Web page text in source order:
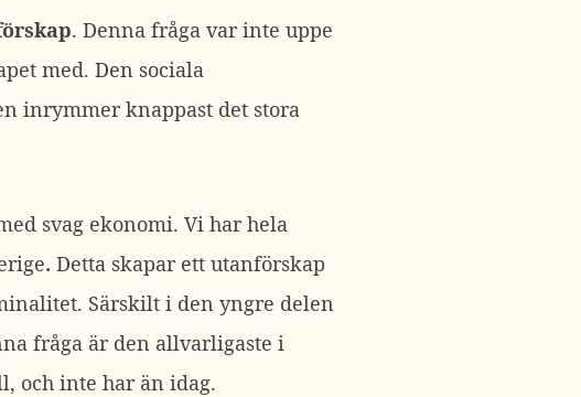
. Denna fråga var inte uppe
med. Den sociala
inrymmer knappast det stora
svag ekonomi. Vi har hela
. Detta skapar ett utanförskap
Särskilt i den yngre delen
fråga är den allvarligaste i
och inte har än idag.